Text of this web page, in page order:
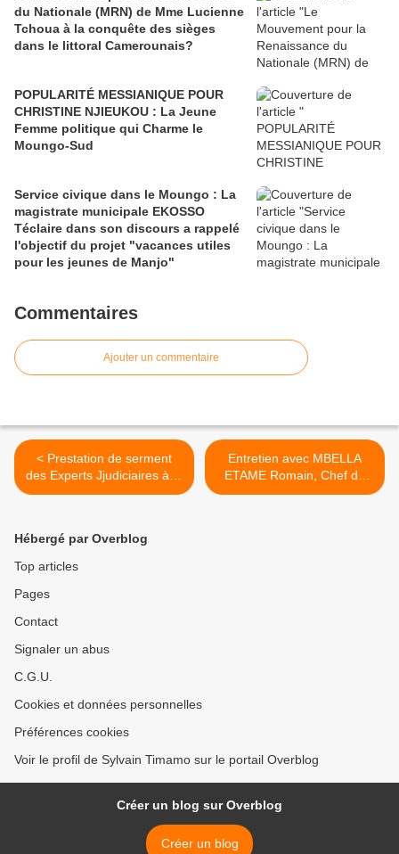
du Nationale (MRN) de Mme Lucienne
Tchoua à la conquête des sièges
dans le littoral Camerounais?
POPULARITÉ MESSIANIQUE POUR
CHRISTINE NJIEUKOU : La Jeune
Femme politique qui Charme le
Moungo-Sud
Service civique dans le Moungo : La
magistrate municipale EKOSSO
Téclaire dans son discours a rappelé
l'objectif du projet "vacances utiles
pour les jeunes de Manjo"
Commentaires
Ajouter un commentaire
< Prestation de serment
des Experts Jjudiciaires à la
Cour d’Appel de l’Extrême-
Entretien avec MBELLA
ETAME Romain, Chef du
Protocole du Maire de
Hébergé par Overblog
Top articles
Pages
Contact
Signaler un abus
C.G.U.
Cookies et données personnelles
Préférences cookies
Voir le profil de Sylvain Timamo sur le portail Overblog
Créer un blog sur Overblog
Créer un blog